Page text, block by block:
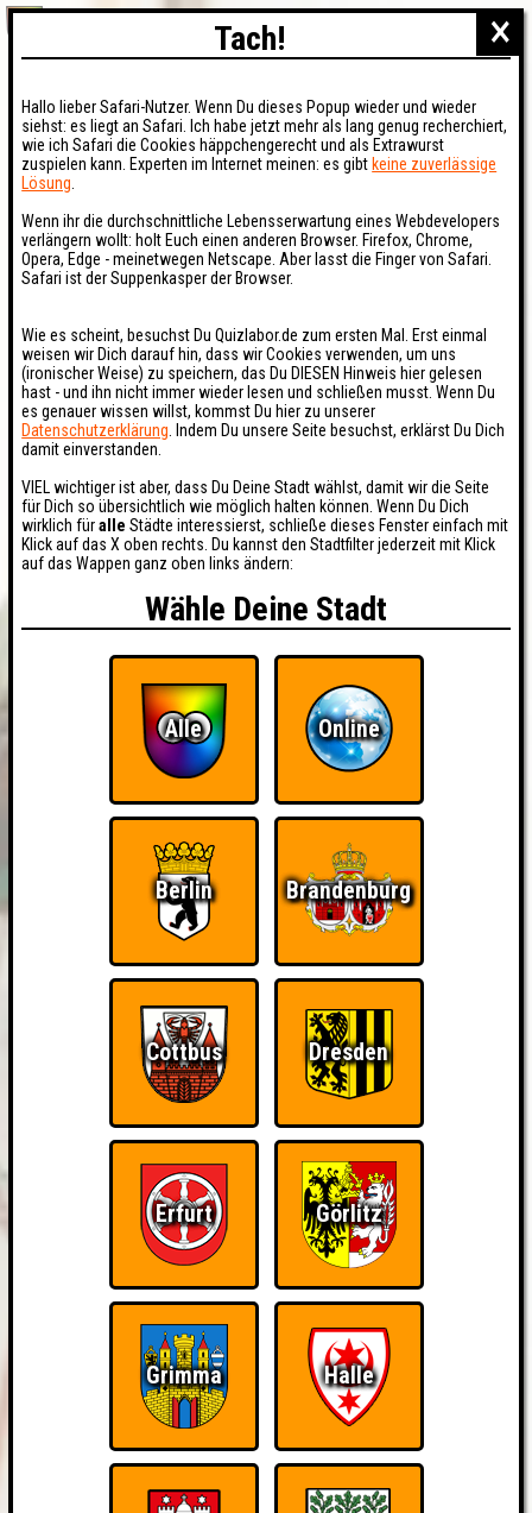
×
Tach!
Hallo lieber Safari-Nutzer. Wenn Du dieses Popup wieder und wieder
siehst: es liegt an Safari. Ich habe jetzt mehr als lang genug recherchiert,
wie ich Safari die Cookies häppchengerecht und als Extrawurst
zuspielen kann. Experten im Internet meinen: es gibt keine zuverlässige
Lösung
Wenn ihr die durchschnittliche Lebensserwartung eines Webdevelopers
verlängern wollt: holt Euch einen anderen Browser. Firefox, Chrome,
Opera, Edge - meinetwegen Netscape. Aber lasst die Finger von Safari.
Safari ist der Suppenkasper der Browser.
Wie es scheint, besuchst Du Quizlabor.de zum ersten Mal. Erst einmal
weisen wir Dich darauf hin, dass wir Cookies verwenden, um uns
(ironischer Weise) zu speichern, das Du DIESEN Hinweis hier gelesen
hast - und ihn nicht immer wieder lesen und schließen musst. Wenn Du
es genauer wissen willst, kommst Du hier zu unserer
Datenschutzerklärung . Indem Du unsere Seite besuchst, erklärst Du Dich
damit einverstanden.
VIEL wichtiger ist aber, dass Du Deine Stadt wählst, damit wir die Seite
für Dich so übersichtlich wie möglich halten können. Wenn Du Dich
wirklich füralle Städte interessierst, schließe dieses Fenster einfach mit
Klick auf das X oben rechts. Du kannst den Stadtfilter jederzeit mit Klick
auf das Wappen ganz oben links ändern:
Wähle Deine Stadt
Alle Online
Berlin Brandenburg
Cottbus Dresden
Erfurt Görlitz
Grimma Halle